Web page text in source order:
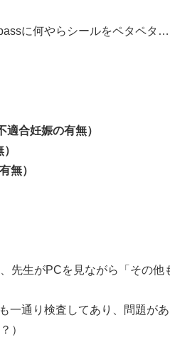
に何やらシールをペタペタ…
合妊娠の有無）
無）
先生がPCを見ながら「その他
一通り検査してあり、問題が
）